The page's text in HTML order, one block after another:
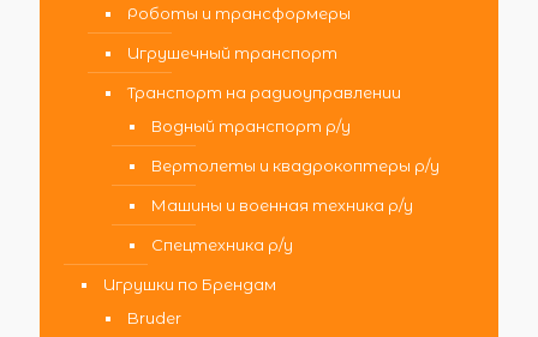
Роботы и трансформеры
Игрушечный транспорт
Транспорт на радиоуправлении
Водный транспорт р/у
Вертолеты и квадрокоптеры р/у
Машины и военная техника р/у
Спецтехника р/у
Игрушки по Брендам
Bruder